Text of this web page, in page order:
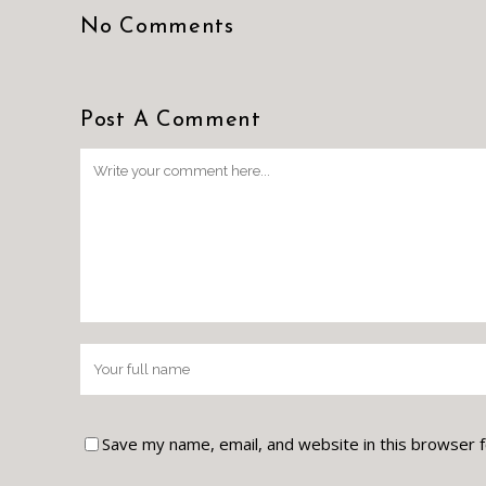
No Comments
Post A Comment
Save my name, email, and website in this